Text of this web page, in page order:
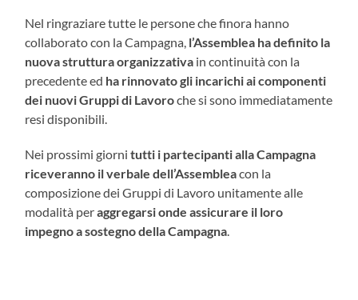
Nel ringraziare tutte le persone che finora hanno
collaborato con la Campagna, l’Assemblea ha definito la
nuova struttura organizzativa in continuità con la
precedente ed ha rinnovato gli incarichi ai componenti
dei nuovi Gruppi di Lavoroche si sono immediatamente
resi disponibili.
Nei prossimi giornitutti i partecipanti alla Campagna
riceveranno il verbale dell’Assembleacon la
composizione dei Gruppi di Lavoro unitamente alle
modalità peraggregarsi onde assicurare il loro
impegno a sostegno della Campagna